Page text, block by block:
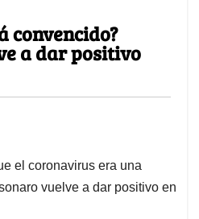
convencido?
a dar positivo
el coronavirus era una
vuelve a dar positivo en